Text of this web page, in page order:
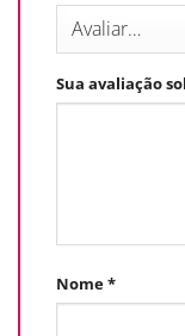
Sua avaliação
Nome*